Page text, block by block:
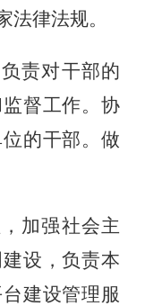
律法规。
责对干部的
督工作。协
的干部。做
加强社会主
设，负责本
建设管理服